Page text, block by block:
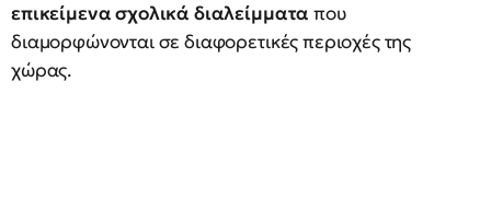
επικείμενα σχολικά διαλείμματα που
διαμορφώνονται σε διαφορετικές περιοχές της
χώρας.